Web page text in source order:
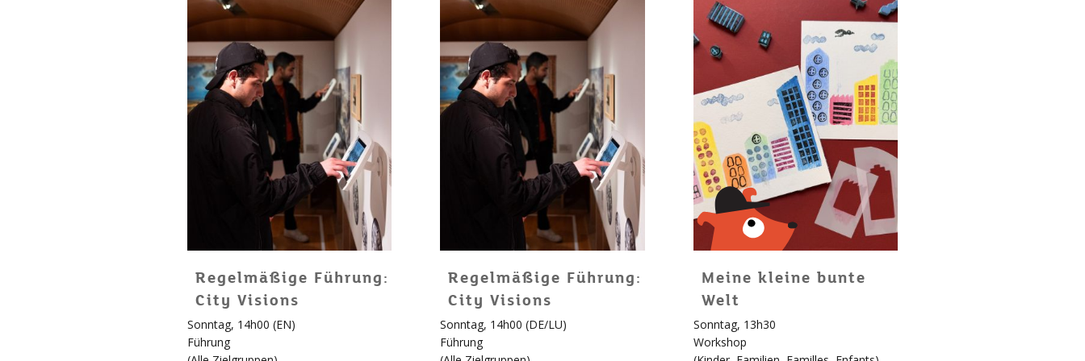
Regelmäßige Führung:
City Visions
Sonntag, 14h00 (EN)
Führung
Regelmäßige Führung:
City Visions
Sonntag, 14h00 (DE/LU)
Führung
Meine kleine bunte
Welt
Sonntag, 13h30
Für
Workshop